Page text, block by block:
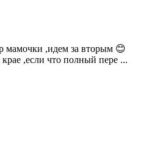
мамочки ,идем за вторым 😊
,если что полный пере ...